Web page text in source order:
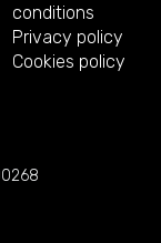
conditions
Privacy policy
Cookies policy